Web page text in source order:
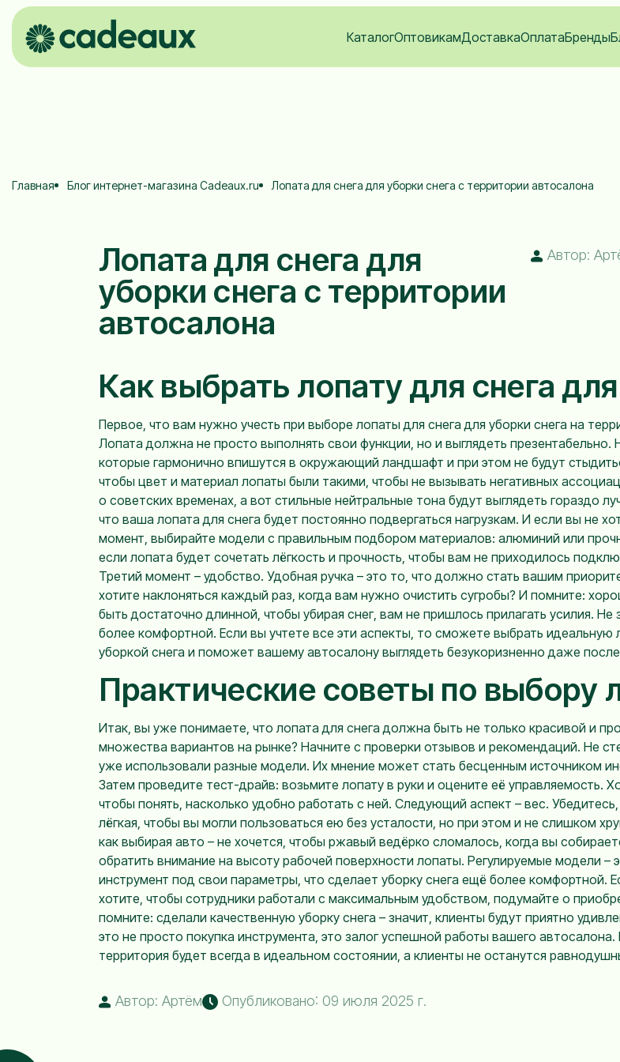
КаталогОптовикамДоставкаОплатаБренды
Главная Блог интернет-магазина Cadeaux.ru Лопата для снега для уборки снега с территории автосалона
Лопата для снега для
уборки снега с территории
автосалона
Автор:
Как выбрать лопату для снега
Первое, что вам нужно учесть при выборе лопаты для снега для уборки снега на
Лопата должна не просто выполнять свои функции, но и выглядеть
которые гармонично впишутся в окружающий ландшафт и при этом не будут
чтобы цвет и материал лопаты были такими, чтобы не вызывать негативных
о советских временах, а вот стильные нейтральные тона будут выглядеть гораздо
что ваша лопата для снега будет постоянно подвергаться нагрузкам. И если вы не
момент, выбирайте модели с правильным подбором материалов: алюминий или
если лопата будет сочетать лёгкость и прочность, чтобы вам не приходилось
Третий момент – удобство. Удобная ручка – это то, что должно стать вашим
хотите наклоняться каждый раз, когда вам нужно очистить сугробы? И помните:
быть достаточно длинной, чтобы убирая снег, вам не пришлось прилагать усилия.
более комфортной. Если вы учтете все эти аспекты, то сможете выбрать идеальную
уборкой снега и поможет вашему автосалону выглядеть безукоризненно даже
Практические советы по выбору
Итак, вы уже понимаете, что лопата для снега должна быть не только красивой и
множества вариантов на рынке? Начните с проверки отзывов и рекомендаций. Не
уже использовали разные модели. Их мнение может стать бесценным источником
Затем проведите тест-драйв: возьмите лопату в руки и оцените её
чтобы понять, насколько удобно работать с ней. Следующий аспект – вес.
лёгкая, чтобы вы могли пользоваться ею без усталости, но при этом и не слишком
как выбирая авто – не хочется, чтобы ржавый ведёрко сломалось, когда вы
обратить внимание на высоту рабочей поверхности лопаты. Регулируемые модели
инструмент под свои параметры, что сделает уборку снега ещё более комфортной.
хотите, чтобы сотрудники работали с максимальным удобством, подумайте о
помните: сделали качественную уборку снега – значит, клиенты будут приятно
это не просто покупка инструмента, это залог успешной работы вашего
территория будет всегда в идеальном состоянии, а клиенты не останутся
Автор: Артём Опубликовано: 09 июля 2025 г.